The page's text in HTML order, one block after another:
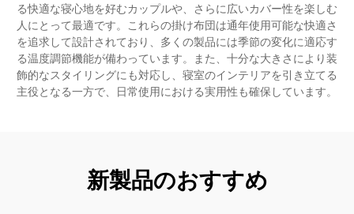
る快適な寝心地を好むカップルや、さらに広いカバー性を楽しむ
人にとって最適です。これらの掛け布団は通年使用可能な快適さ
を追求して設計されており、多くの製品には季節の変化に適応す
る温度調節機能が備わっています。また、十分な大きさにより装
飾的なスタイリングにも対応し、寝室のインテリアを引き立てる
主役となる一方で、日常使用における実用性も確保しています。
新製品のおすすめ